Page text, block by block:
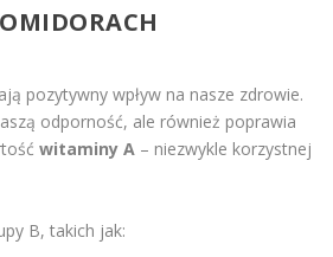
pozytywny wpływ na nasze zdrowie.
odporność, ale również poprawia
witaminy A – niezwykle korzystnej
B, takich jak: